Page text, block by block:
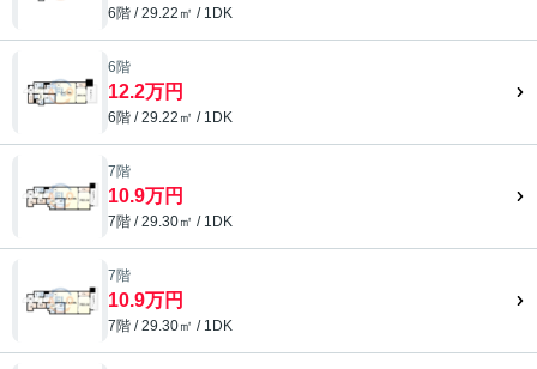
6階 / 29.22㎡ / 1DK
6階
12.2万円
6階 / 29.22㎡ / 1DK
7階
10.9万円
7階 / 29.30㎡ / 1DK
7階
10.9万円
7階 / 29.30㎡ / 1DK